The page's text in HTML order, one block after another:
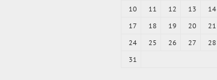
10
11 12 13 14
17
18 19 20 21
24
25 26 27 28
31